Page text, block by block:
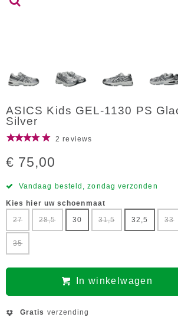
ASICS Kids GEL-1130 PS
Silver
2 reviews
€ 75,00
Vandaag besteld, zondag verzonden
Kies hier uw schoenmaat
27
28,5 30 31,5 32,5 33
35
In winkelwagen
Gratis verzending